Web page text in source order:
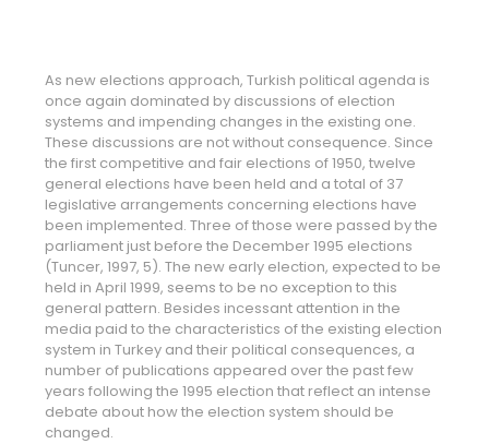
As new elections approach, Turkish political agenda is
once again dominated by discussions of election
systems and impending changes in the existing one.
These discussions are not without consequence. Since
the first competitive and fair elections of 1950, twelve
general elections have been held and a total of 37
legislative arrangements concerning elections have
been implemented. Three of those were passed by the
parliament just before the December 1995 elections
(Tuncer, 1997, 5). The new early election, expected to be
held in April 1999, seems to be no exception to this
general pattern. Besides incessant attention in the
media paid to the characteristics of the existing election
system in Turkey and their political consequences, a
number of publications appeared over the past few
years following the 1995 election that reflect an intense
debate about how the election system should be
changed.